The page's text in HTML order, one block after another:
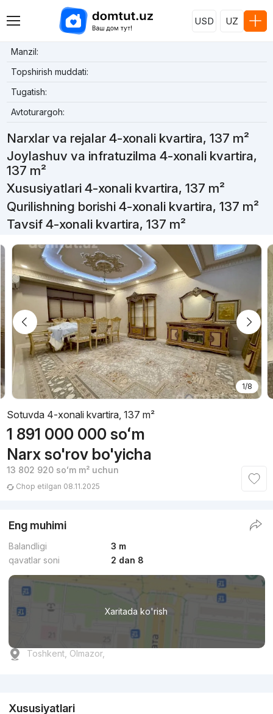
USD UZ
Manzil:
Topshirish muddati:
Tugatish:
Avtoturargoh:
Narxlar va rejalar 4-xonali kvartira, 137 m²
Joylashuv va infratuzilma 4-xonali kvartira,
137 m²
Xususiyatlari 4-xonali kvartira, 137 m²
Qurilishning borishi 4-xonali kvartira, 137 m²
Tavsif 4-xonali kvartira, 137 m²
1/8
Sotuvda 4-xonali kvartira, 137 m²
1 891 000 000 soʻm
Narx so'rov bo'yicha
13 802 920 soʻmm² uchun
Chop etilgan 08.11.2025
Eng muhimi
Balandligi
3 m
qavatlar soni
2 dan 8
Xaritada ko'rish
Toshkent, Olmazor,
Xususiyatlari